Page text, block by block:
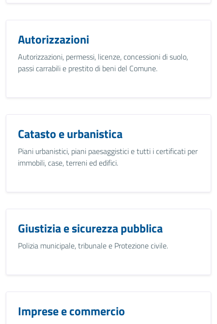
Autorizzazioni
Autorizzazioni, permessi, licenze, concessioni di suolo,
passi carrabili e prestito di beni del Comune.
Catasto e urbanistica
Piani urbanistici, piani paesaggistici e tutti i certificati per
immobili, case, terreni ed edifici.
Giustizia e sicurezza pubblica
Polizia municipale, tribunale e Protezione civile.
Imprese e commercio